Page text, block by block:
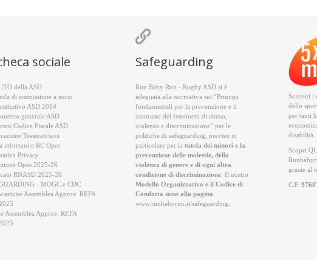
sociale
della ASD
di ammissione a socio
ASD 2014
generale ASD
Codice Fiscale ASD
Tesserati/soci
infortuni e RC Opes
Privacy
Opes 2025-26
RNASD 2025-26
- MOGC e CDC
Assemblea Approv. REFA
Assemblea Approv. REFA

Safeguarding
Run Baby Run - Rugby ASD si è
adeguata alla normativa sui “Principi
fondamentali per la prevenzione e il
contrasto dei fenomeni di abuso,
violenza e discriminazione” per le
politiche di safeguarding, previsti in
particolare per la tutela dei minori e la
prevenzione delle molestie, della
violenza di genere e di ogni altra
condizione di discriminazione . Il nostro
Modello Organizzativo e il Codice di
Condotta sono alla pagina
www.runbabyrun.it/safeguarding.
Sostieni i
dello
per tanti
disabilità.
Scopri
grazie al
C.F.